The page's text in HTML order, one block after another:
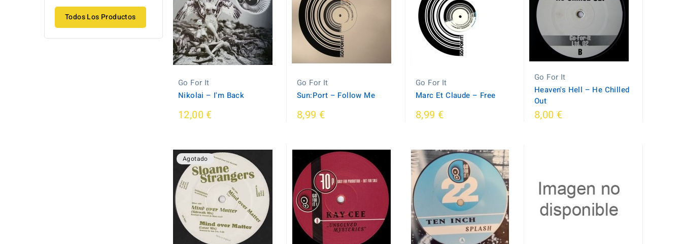
Todos Los Productos
Go For It
Nikolai ‎– I'm Back
12,00 €
Go For It
Sun:Port ‎– Follow Me
8,99 €
Go For It
Marc Et Claude ‎– Free
8,99 €
Go For It
Heaven's Hell ‎– He Chilled
Out
8,00 €
Agotado